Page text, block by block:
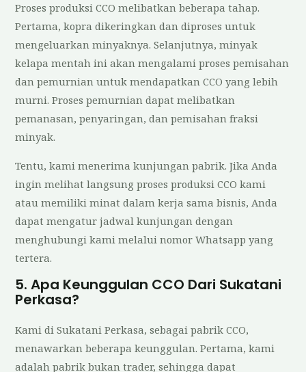
Proses produksi CCO melibatkan beberapa tahap.
Pertama, kopra dikeringkan dan diproses untuk
mengeluarkan minyaknya. Selanjutnya, minyak
kelapa mentah ini akan mengalami proses pemisahan
dan pemurnian untuk mendapatkan CCO yang lebih
murni. Proses pemurnian dapat melibatkan
pemanasan, penyaringan, dan pemisahan fraksi
minyak.
Tentu, kami menerima kunjungan pabrik. Jika Anda
ingin melihat langsung proses produksi CCO kami
atau memiliki minat dalam kerja sama bisnis, Anda
dapat mengatur jadwal kunjungan dengan
menghubungi kami melalui nomor Whatsapp yang
tertera.
5. Apa Keunggulan CCO Dari Sukatani
Perkasa?
Kami di Sukatani Perkasa, sebagai pabrik CCO,
menawarkan beberapa keunggulan. Pertama, kami
adalah pabrik bukan trader, sehingga dapat